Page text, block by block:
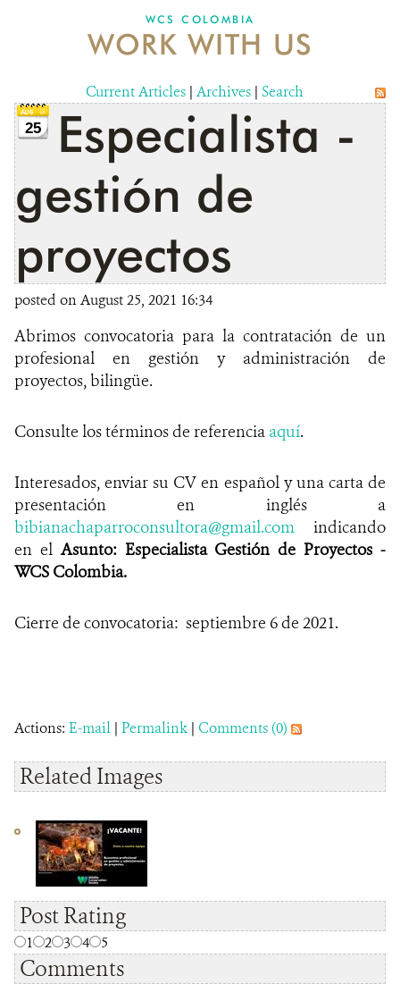
NEWS
PUBLICATIONS
ANNUAL REPORT WCS COLOMBIA
MEDIA COVERAGE
GRIEVANCE REDRESS MECHANISM
DONATE
WCS COLOMBIA
WORK WITH US
Current Articles | Archives | Search
25
Especialista -
gestión de
proyectos
posted on August 25, 2021 16:34
Abrimos convocatoria para la contratación de un
profesional en gestión y administración de
proyectos, bilingüe.
Consulte los términos de referencia aquí.
Interesados, enviar su CV en español y una carta de
presentación en inglés a
bibianachaparroconsultora@gmail.com indicando
en el Asunto: Especialista Gestión de Proyectos -
WCS Colombia.
Cierre de convocatoria: septiembre 6 de 2021.
Actions: E-mail | Permalink | Comments (0)
Related Images
Post Rating
1 2 3 4 5
Comments